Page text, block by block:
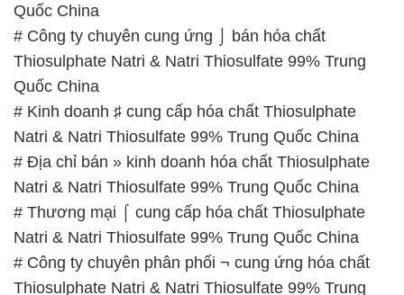
Quốc China
# Công ty chuyên cung ứng ⌡ bán hóa chất
Thiosulphate Natri & Natri Thiosulfate 99% Trung
Quốc China
# Kinh doanh ♯ cung cấp hóa chất Thiosulphate
Natri & Natri Thiosulfate 99% Trung Quốc China
# Địa chỉ bán » kinh doanh hóa chất Thiosulphate
Natri & Natri Thiosulfate 99% Trung Quốc China
# Thương mại ⌠ cung cấp hóa chất Thiosulphate
Natri & Natri Thiosulfate 99% Trung Quốc China
# Công ty chuyên phân phối ¬ cung ứng hóa chất
Thiosulphate Natri & Natri Thiosulfate 99% Trung